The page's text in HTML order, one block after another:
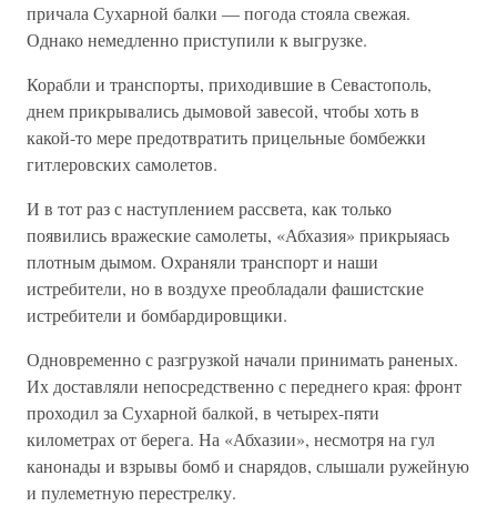
причала Сухарной балки — погода стояла свежая.
Однако немедленно приступили к выгрузке.
Корабли и транспорты, приходившие в Севастополь,
днем прикрывались дымовой завесой, чтобы хоть в
какой-то мере предотвратить прицельные бомбежки
гитлеровских самолетов.
И в тот раз с наступлением рассвета, как только
появились вражеские самолеты, «Абхазия» прикрыяась
плотным дымом. Охраняли транспорт и наши
истребители, но в воздухе преобладали фашистские
истребители и бомбардировщики.
Одновременно с разгрузкой начали принимать раненых.
Их доставляли непосредственно с переднего края: фронт
проходил за Сухарной балкой, в четырех-пяти
километрах от берега. На «Абхазии», несмотря на гул
канонады и взрывы бомб и снарядов, слышали ружейную
и пулеметную перестрелку.